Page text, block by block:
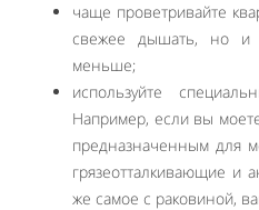
чаще проветривайте
свежее дышать, но и
меньше;
используйте
Например, если вы
предназначенным для
грязеотталкивающие и
же самое с раковиной,